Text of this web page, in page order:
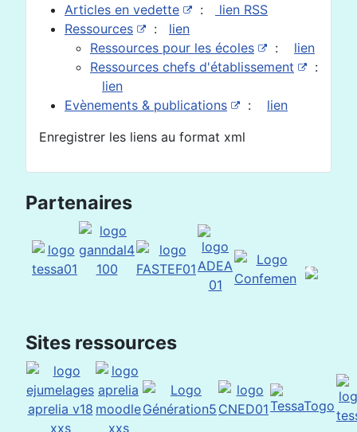
Articles en vedette :
lien RSS
Ressources
: lien
Ressources pour les écoles
: lien
Ressources chefs d'établissement
:
lien
Evènements & publications
: lien
Enregistrer les liens au format xml
Partenaires
Sites ressources